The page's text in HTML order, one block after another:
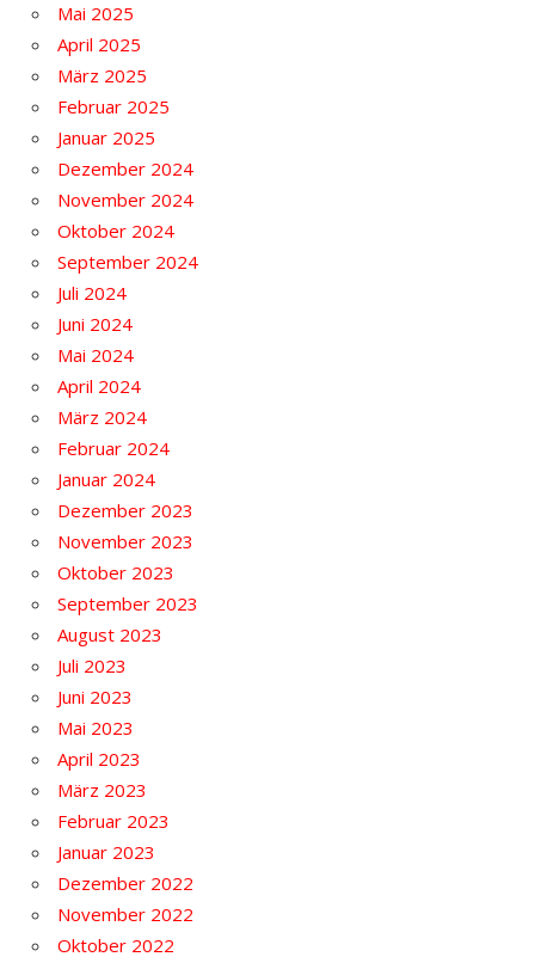
Mai 2025
April 2025
März 2025
Februar 2025
Januar 2025
Dezember 2024
November 2024
Oktober 2024
September 2024
Juli 2024
Juni 2024
Mai 2024
April 2024
März 2024
Februar 2024
Januar 2024
Dezember 2023
November 2023
Oktober 2023
September 2023
August 2023
Juli 2023
Juni 2023
Mai 2023
April 2023
März 2023
Februar 2023
Januar 2023
Dezember 2022
November 2022
Oktober 2022